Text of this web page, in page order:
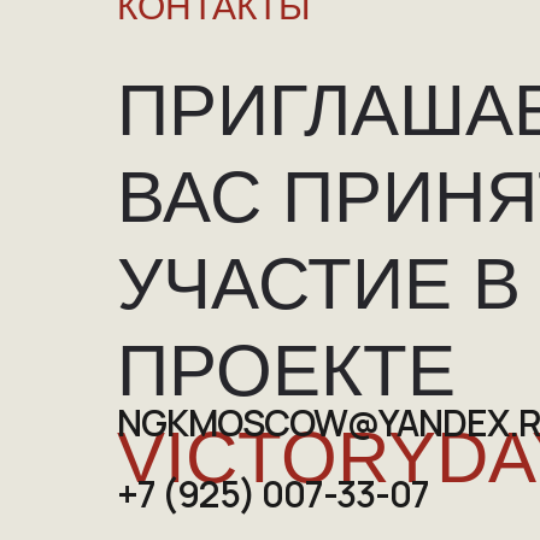
ВАС
УЧАСТИЕ В
ПРОЕКТЕ
+7 (925) 007-33-07